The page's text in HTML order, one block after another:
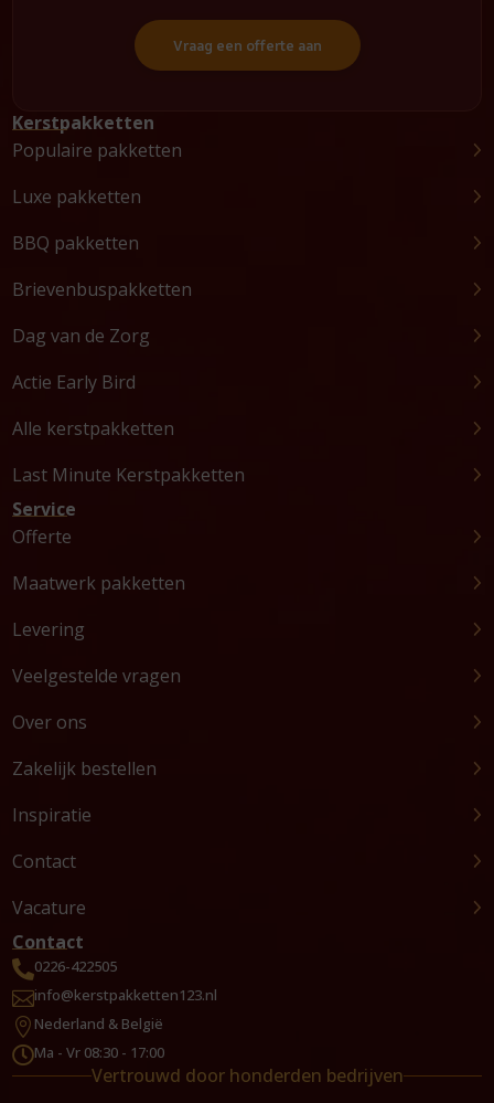
Vraag een offerte aan
Kerstpakketten
Populaire pakketten
Luxe pakketten
BBQ pakketten
Brievenbuspakketten
Dag van de Zorg
Actie Early Bird
Alle kerstpakketten
Last Minute Kerstpakketten
Service
Offerte
Maatwerk pakketten
Levering
Veelgestelde vragen
Over ons
Zakelijk bestellen
Inspiratie
Contact
Vacature
Contact
0226-422505
info@kerstpakketten123.nl
 Nederland & België
Ma - Vr 08:30 - 17:00
Vertrouwd door honderden bedrijven